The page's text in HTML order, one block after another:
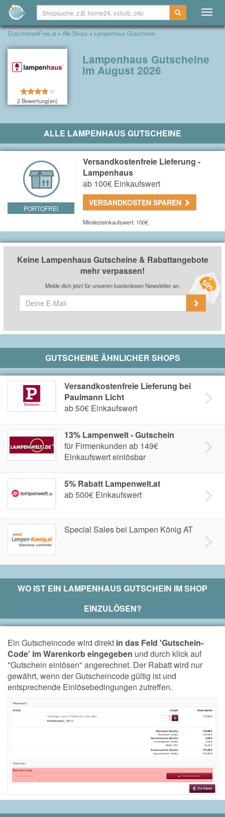
Gutscheine4Free.at » Alle Shops » Lampenhaus Gutscheine
2 Bewertung(en)
Lampenhaus Gutscheine
im August 2026
ALLE LAMPENHAUS GUTSCHEINE
PORTOFREI
Versandkostenfreie Lieferung -
Lampenhaus
ab 100€ Einkaufswert
VERSANDKOSTEN SPAREN
Mindesteinkaufswert: 100€
Keine Lampenhaus Gutscheine & Rabattangebote
mehr verpassen!
Melde dich jetzt für unseren kostenlosen Newsletter an.
GUTSCHEINE ÄHNLICHER SHOPS
Versandkostenfreie Lieferung bei
Paulmann Licht
ab 50€ Einkaufswert
13% Lampenwelt - Gutschein
für Firmenkunden ab 149€
Einkaufswert einlösbar
5% Rabatt Lampenwelt.at
ab 500€ Einkaufswert
Special Sales bei Lampen König AT
WO IST EIN LAMPENHAUS GUTSCHEIN IM SHOP
EINZULÖSEN?
Ein Gutscheincode wird direkt in das Feld 'Gutschein-
Code' im Warenkorb eingegeben und durch klick auf
"Gutschein einlösen" angerechnet. Der Rabatt wird nur
gewährt, wenn der Gutscheincode gültig ist und
entsprechende Einlösebedingungen zutreffen.